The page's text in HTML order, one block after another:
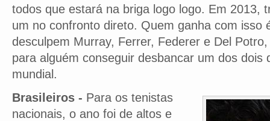
todos que estará na briga logo logo. Em 2013,
um no confronto direto. Quem ganha com isso
desculpem Murray, Ferrer, Federer e Del
para alguém conseguir desbancar um dos dois
mundial.
Brasileiros - Para os tenistas
nacionais, o ano foi de altos e